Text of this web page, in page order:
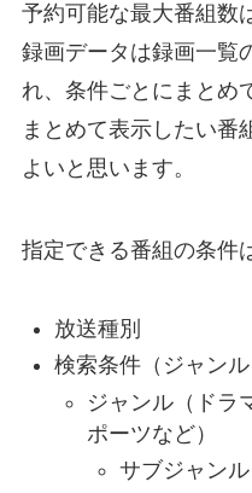
予約可能な最大番組数
録画データは録画一覧
れ、条件ごとにまとめ
まとめて表示したい番
よいと思います。
指定できる番組の条件
放送種別
検索条件（ジャンル
ジャンル（ドラ
ポーツなど）
サブジャンル